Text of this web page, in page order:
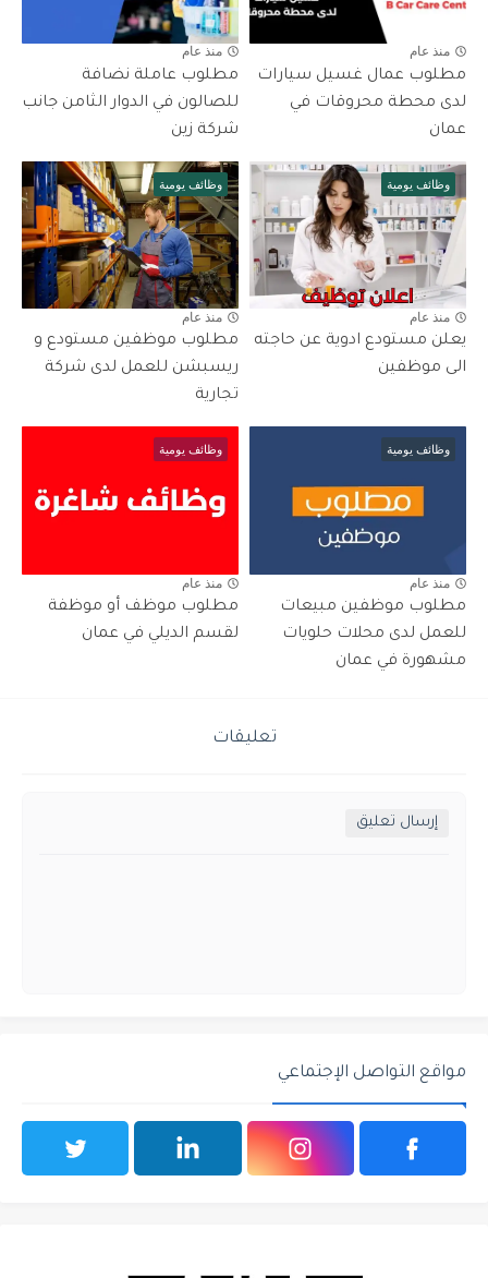
منذ عام
مطلوب عمال غسيل سيارات
لدى محطة محروقات في
عمان
منذ عام
مطلوب عاملة نضافة
للصالون في الدوار الثامن جانب
شركة زين
وظائف يومية
منذ عام
يعلن مستودع ادوية عن حاجته
الى موظفين
وظائف يومية
منذ عام
مطلوب موظفين مستودع و
ريسبشن للعمل لدى شركة
تجارية
وظائف يومية
منذ عام
مطلوب موظفين مبيعات
للعمل لدى محلات حلويات
مشهورة في عمان
وظائف يومية
منذ عام
مطلوب موظف أو موظفة
لقسم الديلي في عمان
تعليقات
إرسال تعليق
مواقع التواصل الإجتماعي